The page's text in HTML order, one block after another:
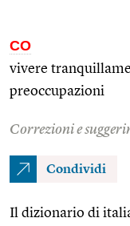
CO
vivere
preoccupazioni
Correzioni e
Condividi
Il dizionario di